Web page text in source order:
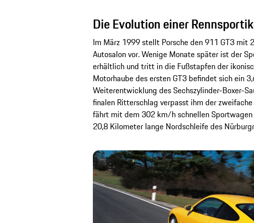
Die Evolution einer
Im März 1999 stellt Porsche den 911 GT3 mit
Autosalon vor. Wenige Monate später ist der
erhältlich und tritt in die Fußstapfen der
Motorhaube des ersten GT3 befindet sich ein
Weiterentwicklung des Sechszylinder-Boxer-
finalen Ritterschlag verpasst ihm der
fährt mit dem 302 km/h schnellen
20,8 Kilometer lange Nordschleife des